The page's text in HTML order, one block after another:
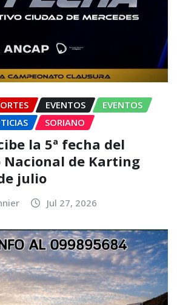
EVENTOS
EVENTOS
SORIANO
la 5ª fecha del
Nacional de Karting
julio
Jul 27, 2026